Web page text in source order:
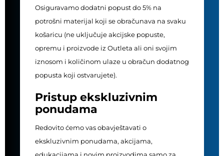
Osiguravamo dodatni popust do 5% na
potrošni materijal koji se obračunava na svaku
košaricu (ne uključuje akcijske popuste,
opremu i proizvode iz Outleta ali oni svojim
iznosom i količinom ulaze u obračun dodatnog
popusta koji ostvarujete).
Pristup ekskluzivnim
ponudama
Redovito ćemo vas obavještavati o
ekskluzivnim ponudama, akcijama,